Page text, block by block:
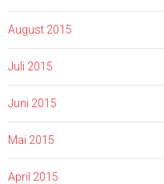
August 2015
Juli 2015
Juni 2015
Mai 2015
April 2015